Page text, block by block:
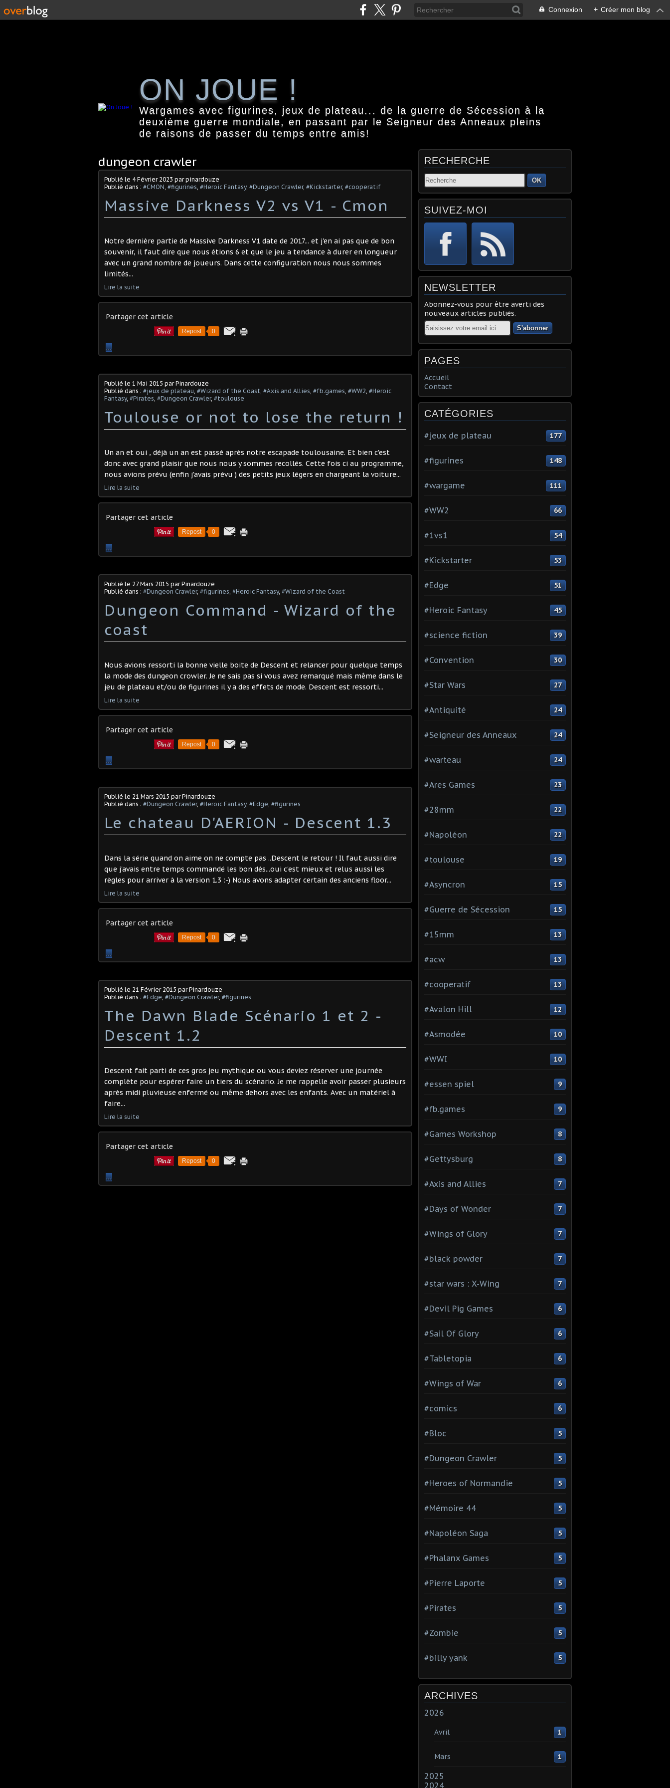
Connexion + Créer mon blog
ON JOUE !
Wargames avec figurines, jeux de plateau... de la guerre de Sécession à la
deuxième guerre mondiale, en passant par le Seigneur des Anneaux pleins
de raisons de passer du temps entre amis!
dungeon crawler
Publié le 4 Février 2023 par pinardouze
Publié dans : #CMON, #figurines, #Heroic Fantasy, #Dungeon Crawler, #Kickstarter, #cooperatif
Massive Darkness V2 vs V1 - Cmon
Notre dernière partie de Massive Darkness V1 date de 2017... et j'en ai pas que de bon
souvenir, il faut dire que nous étions 6 et que le jeu a tendance à durer en longueur
avec un grand nombre de joueurs. Dans cette configuration nous nous sommes
limités...
Lire la suite
Partager cet article
Repost 0
…
Publié le 1 Mai 2015 par Pinardouze
Publié dans : #jeux de plateau, #Wizard of the Coast, #Axis and Allies, #fb.games, #WW2, #Heroic
Fantasy, #Pirates, #Dungeon Crawler, #toulouse
Toulouse or not to lose the return !
Un an et oui , déjà un an est passé après notre escapade toulousaine. Et bien c'est
donc avec grand plaisir que nous nous y sommes recollés. Cette fois ci au programme,
nous avions prévu (enfin j'avais prévu ) des petits jeux légers en chargeant la voiture...
Lire la suite
Partager cet article
Repost 0
…
Publié le 27 Mars 2015 par Pinardouze
Publié dans : #Dungeon Crawler, #figurines, #Heroic Fantasy, #Wizard of the Coast
Dungeon Command - Wizard of the
coast
Nous avions ressorti la bonne vielle boite de Descent et relancer pour quelque temps
la mode des dungeon crowler. Je ne sais pas si vous avez remarqué mais même dans le
jeu de plateau et/ou de figurines il y a des effets de mode. Descent est ressorti...
Lire la suite
Partager cet article
Repost 0
…
Publié le 21 Mars 2015 par Pinardouze
Publié dans : #Dungeon Crawler, #Heroic Fantasy, #Edge, #figurines
Le chateau D'AERION - Descent 1.3
Dans la série quand on aime on ne compte pas ..Descent le retour ! Il faut aussi dire
que j'avais entre temps commandé les bon dés...oui c'est mieux et relus aussi les
règles pour arriver à la version 1.3 :-) Nous avons adapter certain des anciens floor...
Lire la suite
Partager cet article
Repost 0
…
Publié le 21 Février 2015 par Pinardouze
Publié dans : #Edge, #Dungeon Crawler, #figurines
The Dawn Blade Scénario 1 et 2 -
Descent 1.2
Descent fait parti de ces gros jeu mythique ou vous deviez réserver une journée
complète pour espérer faire un tiers du scénario. Je me rappelle avoir passer plusieurs
après midi pluvieuse enfermé ou même dehors avec les enfants. Avec un matériel à
faire...
Lire la suite
Partager cet article
Repost 0
…
RECHERCHE
OK
SUIVEZ-MOI
NEWSLETTER
Abonnez-vous pour être averti des
nouveaux articles publiés.
Email
PAGES
Accueil
Contact
CATÉGORIES
#jeux de plateau 177
#figurines 148
#wargame 111
#WW2 66
#1vs1 54
#Kickstarter 53
#Edge 51
#Heroic Fantasy 45
#science fiction 39
#Convention 30
#Star Wars 27
#Antiquité 24
#Seigneur des Anneaux 24
#warteau 24
#Ares Games 23
#28mm 22
#Napoléon 22
#toulouse 19
#Asyncron 15
#Guerre de Sécession 15
#15mm 13
#acw 13
#cooperatif 13
#Avalon Hill 12
#Asmodée 10
#WWI 10
#essen spiel 9
#fb.games 9
#Games Workshop 8
#Gettysburg 8
#Axis and Allies 7
#Days of Wonder 7
#Wings of Glory 7
#black powder 7
#star wars : X-Wing 7
#Devil Pig Games 6
#Sail Of Glory 6
#Tabletopia 6
#Wings of War 6
#comics 6
#Bloc 5
#Dungeon Crawler 5
#Heroes of Normandie 5
#Mémoire 44 5
#Napoléon Saga 5
#Phalanx Games 5
#Pierre Laporte 5
#Pirates 5
#Zombie 5
#billy yank 5
ARCHIVES
2026
Avril 1
Mars 1
2025
2024